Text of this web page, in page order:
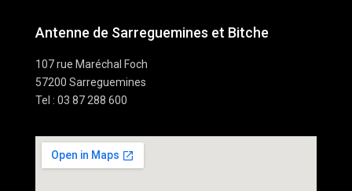
Antenne de Sarreguemines et Bitche
107 rue Maréchal Foch
57200 Sarreguemines
Tel : 03 87 288 600